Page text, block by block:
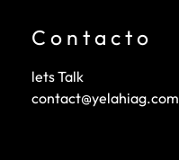
Contacto
lets Talk
contact@yelahiag.com